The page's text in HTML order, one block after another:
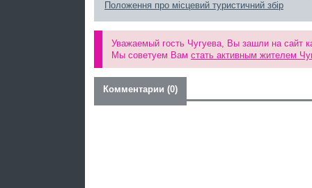
Положення про місцевий туристичний збір
Уважаемый гость Чугуева, Вы зашли на сайт
Мы советуем Вам стать активным жителем
Комментарии (0)